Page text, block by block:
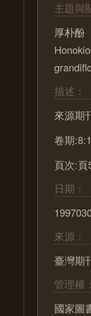
主題與
厚朴
描述：
來源期
卷期
頁次:頁
日期：
來源：
臺灣期
管理權：
國家圖